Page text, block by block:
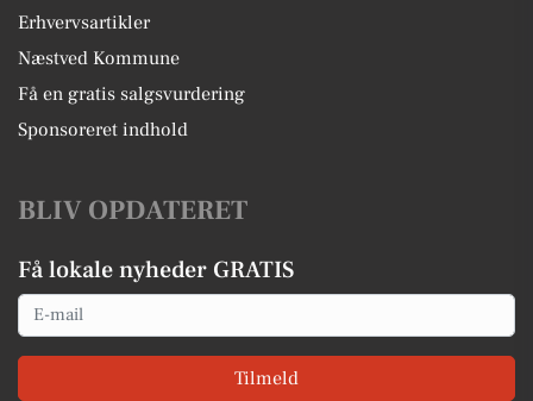
Erhvervsartikler
Næstved Kommune
Få en gratis salgsvurdering
Sponsoreret indhold
BLIV OPDATERET
Få lokale nyheder GRATIS
Email
Tilmeld